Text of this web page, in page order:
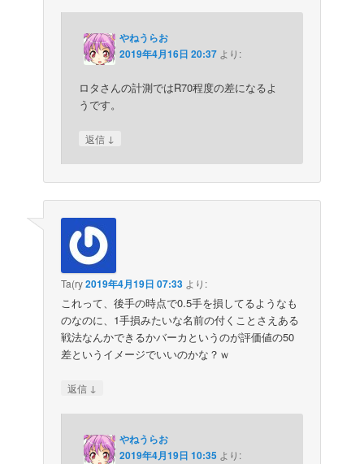
やねうらお
2019年4月16日 20:37 より:
ロタさんの計測ではR70程度の差になるよ
うです。
返信 ↓
Ta(ry2019年4月19日 07:33 より:
これって、後手の時点で0.5手を損してるようなも
のなのに、1手損みたいな名前の付くことさえある
戦法なんかできるかバーカというのが評価値の50
差というイメージでいいのかな？ｗ
返信 ↓
やねうらお
2019年4月19日 10:35 より: